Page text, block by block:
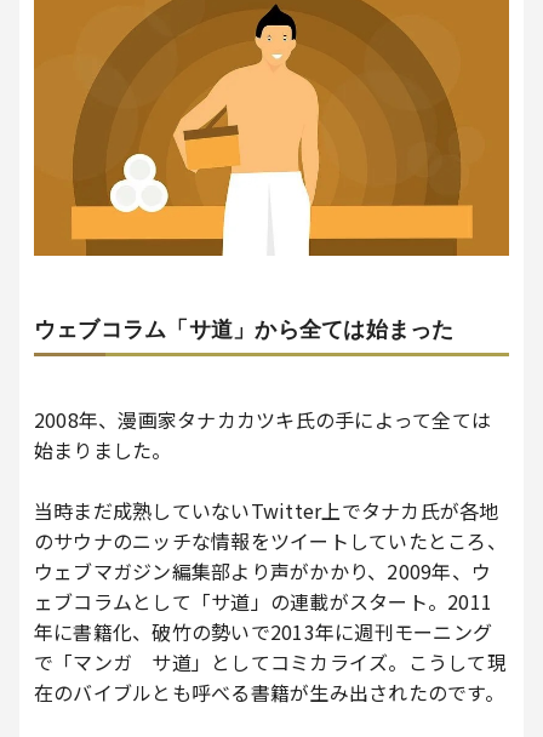
ウェブコラム「サ道」から全ては始まった
2008年、漫画家タナカカツキ氏の手によって全ては
始まりました。
当時まだ成熟していないTwitter上でタナカ氏が各地
のサウナのニッチな情報をツイートしていたところ、
ウェブマガジン編集部より声がかかり、2009年、ウ
ェブコラムとして「サ道」の連載がスタート。2011
年に書籍化、破竹の勢いで2013年に週刊モーニング
で「マンガ サ道」としてコミカライズ。こうして現
在のバイブルとも呼べる書籍が生み出されたのです。